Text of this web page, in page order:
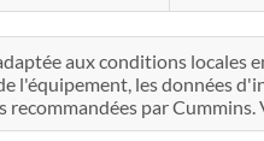
aux conditions locales
l'équipement, les données
recommandées par